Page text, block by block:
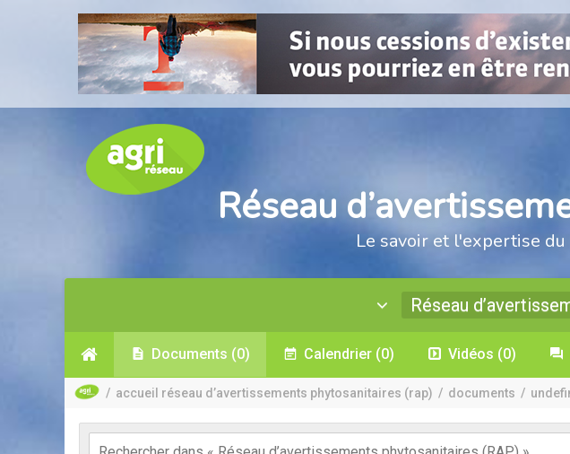
Réseau
Le savoir et l'expertise
Réseau
Documents (0) Calendrier (0) Vidéos (0)
/ accueil réseau d’avertissements phytosanitaires (rap) / documents /